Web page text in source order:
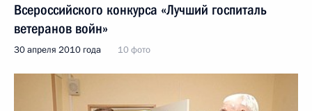
Всероссийского конкурса «Лучший госпиталь
ветеранов войн»
30 апреля 2010 года 10 фото